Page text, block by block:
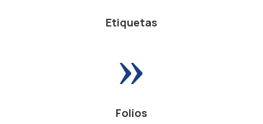
Etiquetas
»
Folios